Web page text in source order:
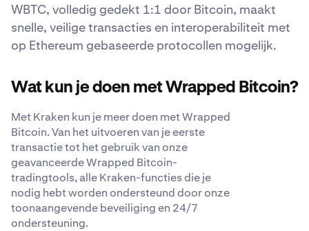
WBTC, volledig gedekt 1:1 door Bitcoin, maakt
snelle, veilige transacties en interoperabiliteit met
op Ethereum gebaseerde protocollen mogelijk.
Wat kun je doen met Wrapped Bitcoin?
Met Kraken kun je meer doen met Wrapped
Bitcoin. Van het uitvoeren van je eerste
transactie tot het gebruik van onze
geavanceerde Wrapped Bitcoin-
tradingtools, alle Kraken-functies die je
nodig hebt worden ondersteund door onze
toonaangevende beveiliging en 24/7
ondersteuning.